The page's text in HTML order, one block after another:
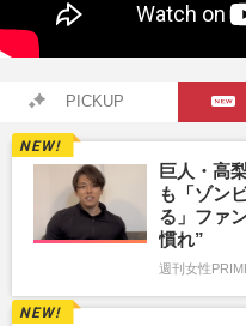
PICKUP
巨人・高
も「ゾン
る」ファ
慣れ”
週刊女性